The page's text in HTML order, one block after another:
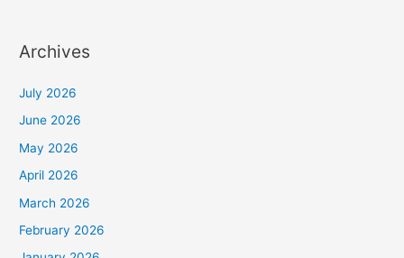
Archives
July 2026
June 2026
May 2026
April 2026
March 2026
February 2026